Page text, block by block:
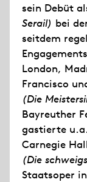
sein Debüt
Serail) bei
seitdem
London,
Francisco
(Die
Bayreuther
gastierte
Carnegie
(Die
Staatsoper